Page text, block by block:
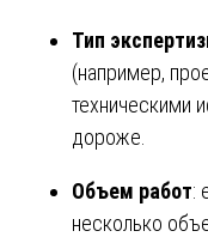
Тип
(например,
техническими
дороже.
Объем работ:
несколько